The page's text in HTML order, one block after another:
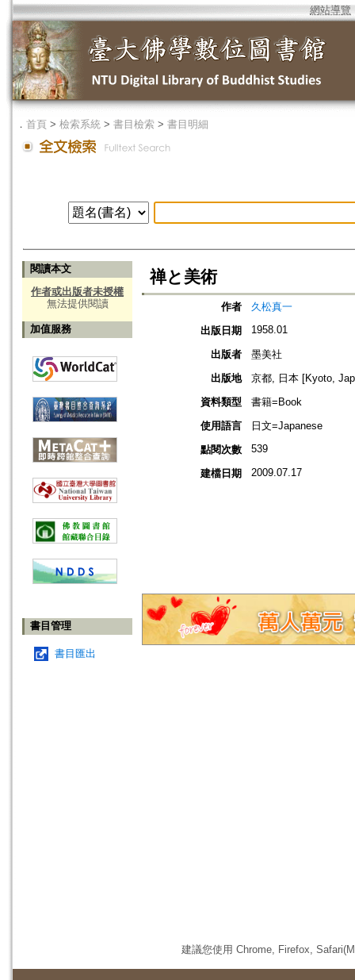
網站導覽
． 首頁 > 檢索系統 > 書目檢索 > 書目明細
閱讀本文
作者或出版者未授權
無法提供閱讀
加值服務
書目管理
書目匯出
禅と美術
作者
久松真一
出版日期
1958.01
出版者
墨美社
出版地
京都, 日本 [Kyoto,
資料類型
書籍=Book
使用語言
日文=Japanese
點閱次數
539
建檔日期 2009.07.17
建議您使用 Chrome, Firefox,